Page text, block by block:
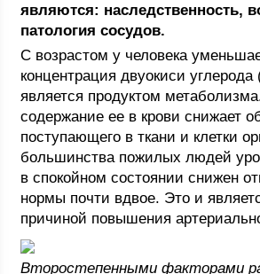
являются: наследственность,
патология сосудов.
С возрастом у человека
концентрация двуокиси
является продуктом
содержание ее в крови снижает
поступающего в ткани и клетки
большинства пожилых людей
в спокойном состоянии снижен
нормы почти вдвое. Это и
причиной повышения
Второстепенными факторами